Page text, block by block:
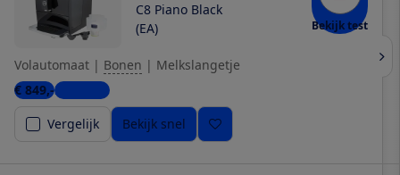
C8 Piano Black
(EA)
Bekijk test
Volautomaat | Bonen | Melkslangetje
€ 849,-2 winkels
Vergelijk
Bekijk snel